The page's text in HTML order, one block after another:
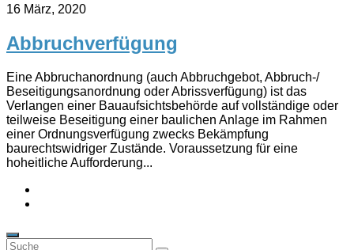
16 März, 2020
Abbruchverfügung
Eine Abbruchanordnung (auch Abbruchgebot, Abbruch-/
Beseitigungsanordnung oder Abrissverfügung) ist das
Verlangen einer Bauaufsichtsbehörde auf vollständige oder
teilweise Beseitigung einer baulichen Anlage im Rahmen
einer Ordnungsverfügung zwecks Bekämpfung
baurechtswidriger Zustände. Voraussetzung für eine
hoheitliche Aufforderung...